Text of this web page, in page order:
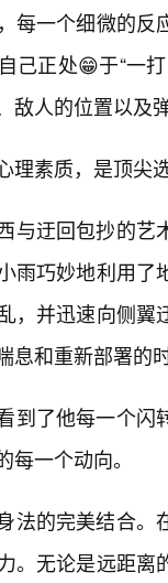
每一个细微的
己正处😁于“一
敌人的位置以及
理素质，是顶尖
与迂回包抄的
雨巧妙地利用
，并迅速向侧
息和重新部署的
到了他每一个
一个动向。
法的完美结合
。无论是远距